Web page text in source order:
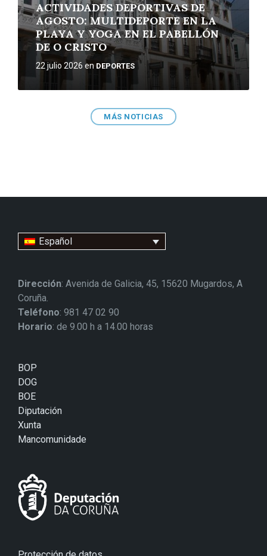
ACTIVIDADES DEPORTIVAS DE
AGOSTO: MULTIDEPORTE EN LA
PLAYA Y YOGA EN EL PABELLÓN
DE O CRISTO
22 julio 2026 en DEPORTES
MÁS NOTICIAS
Español
Dirección: Avenida de Galicia, 45, 15620 Mugardos, A
Coruña.
Teléfono: 981 47 02 90
Horario: de 9.00 h a 14.00 horas
BOP
DOG
BOE
Diputación
Xunta
Mancomunidade